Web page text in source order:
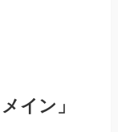
イン」